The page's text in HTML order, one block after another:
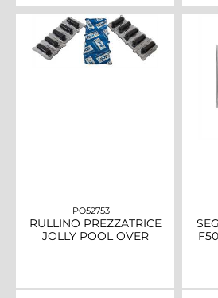
PO52753
RULLINO PREZZATRICE
JOLLY POOL OVER